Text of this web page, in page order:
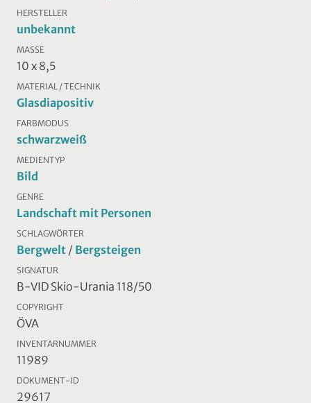
HERSTELLER
unbekannt
MASSE
10 x 8,5
MATERIAL / TECHNIK
Glasdiapositiv
FARBMODUS
schwarzweiß
MEDIENTYP
Bild
GENRE
Landschaft mit Personen
SCHLAGWÖRTER
Bergwelt / Bergsteigen
SIGNATUR
B-VID Skio-Urania 118/50
COPYRIGHT
ÖVA
INVENTARNUMMER
11989
DOKUMENT-ID
29617